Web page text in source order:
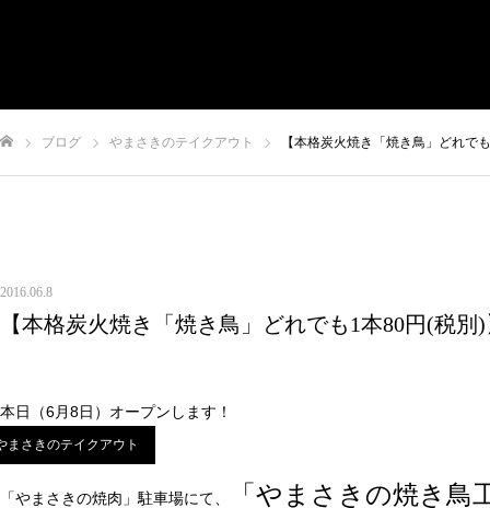
ブログ やまさきのテイクアウト 【本格炭火焼き「焼き鳥」どれで
2016.06.8
【本格炭火焼き「焼き鳥」どれでも1本80円(税別
まさきのテイクアウト
本日（6月8日）オープンします！
「やまさきの焼肉」駐車場にて、 「やまさきの焼き鳥